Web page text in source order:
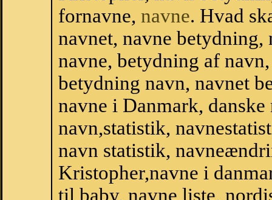
fornavne, navne. Hvad
navnet, navne
navne, betydning af
betydning navn, navnet
navne i Danmark,
navn,statistik,
navn statistik,
Kristopher,navne i
til baby, navne liste,